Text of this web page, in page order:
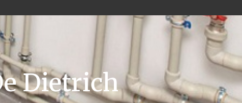
Dietrich